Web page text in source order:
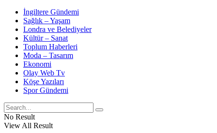
İngiltere Gündemi
Sağlık – Yaşam
Londra ve Belediyeler
Kültür – Sanat
Toplum Haberleri
Moda – Tasarım
Ekonomi
Olay Web Tv
Köşe Yazıları
Spor Gündemi
No Result
View All Result